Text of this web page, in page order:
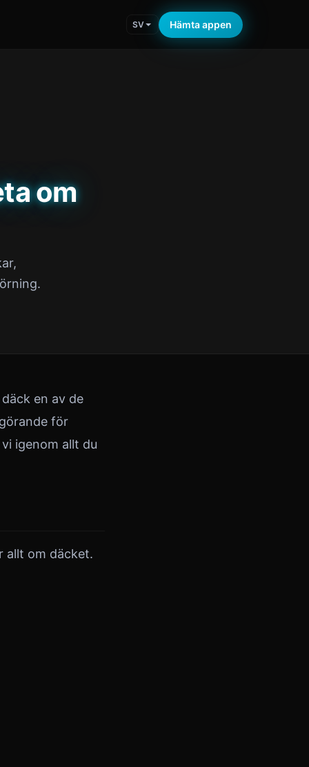
SV Hämta appen
om
en av de
för
igenom allt du
allt om däcket.